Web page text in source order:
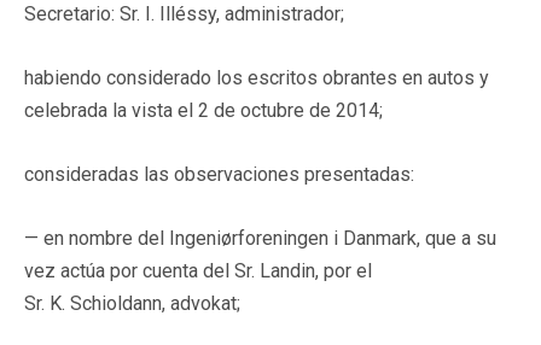
Secretario: Sr. I. Illéssy, administrador;
habiendo considerado los escritos obrantes en autos y
celebrada la vista el 2 de octubre de 2014;
consideradas las observaciones presentadas:
— en nombre del Ingeniørforeningen i Danmark, que a su
vez actúa por cuenta del Sr. Landin, por el
Sr. K. Schioldann, advokat;